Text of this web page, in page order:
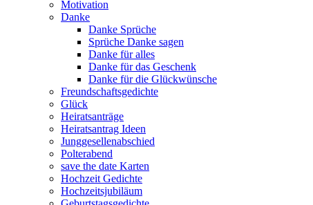
Motivation
Danke
Danke Sprüche
Sprüche Danke sagen
Danke für alles
Danke für das Geschenk
Danke für die Glückwünsche
Freundschaftsgedichte
Glück
Heiratsanträge
Heiratsantrag Ideen
Junggesellenabschied
Polterabend
save the date Karten
Hochzeit Gedichte
Hochzeitsjubiläum